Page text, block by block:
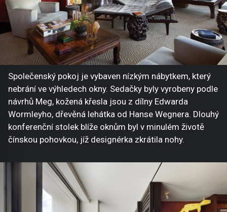
Společenský pokoj je vybaven nízkým nábytkem, který
nebrání ve výhledech okny. Sedačky byly vyrobeny podle
návrhů Meg, kožená křesla jsou z dílny Edwarda
Wormleyho, dřevěná lehátka od Hanse Wegnera. Dlouhý
konferenční stolek blíže oknům byl v minulém životě
čínskou pohovkou, jíž designérka zkrátila nohy.